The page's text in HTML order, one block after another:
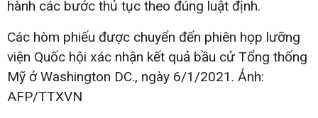
hành các bước thủ tục theo đúng luật định.
Các hòm phiếu được chuyển đến phiên họp lưỡng
viện Quốc hội xác nhận kết quả bầu cử Tổng thống
Mỹ ở Washington DC., ngày 6/1/2021. Ảnh:
AFP/TTXVN